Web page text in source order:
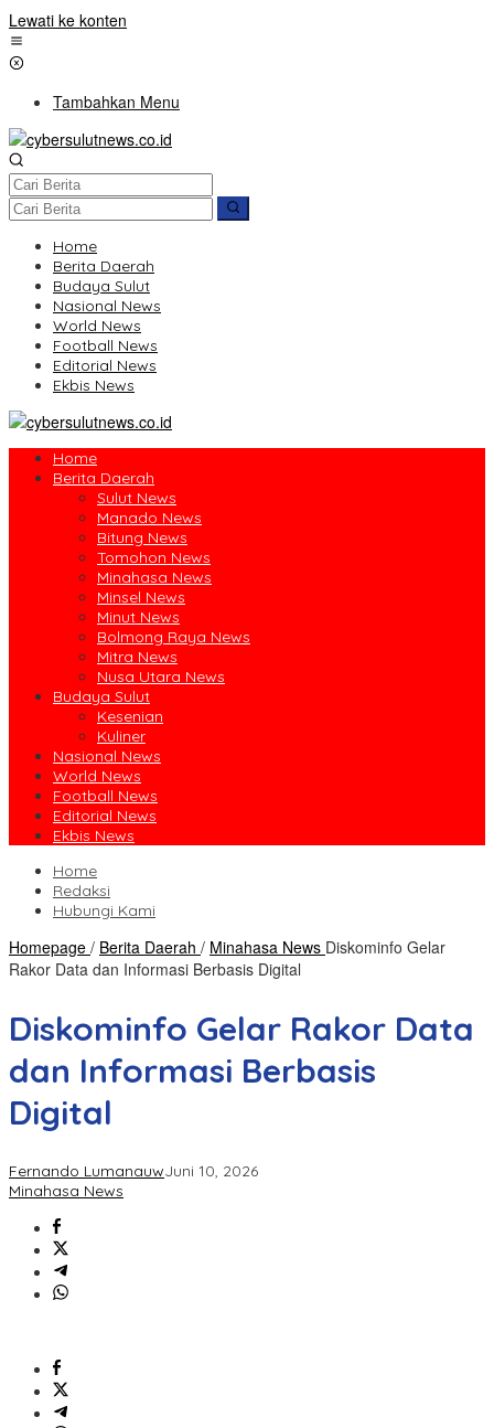
Lewati ke konten
Tambahkan Menu
Home
Berita Daerah
Budaya Sulut
Nasional News
World News
Football News
Editorial News
Ekbis News
Home
Berita Daerah
Sulut News
Manado News
Bitung News
Tomohon News
Minahasa News
Minsel News
Minut News
Bolmong Raya News
Mitra News
Nusa Utara News
Budaya Sulut
Kesenian
Kuliner
Nasional News
World News
Football News
Editorial News
Ekbis News
Home
Redaksi
Hubungi Kami
Homepage / Berita Daerah / Minahasa News Diskominfo Gelar
Rakor Data dan Informasi Berbasis Digital
Diskominfo Gelar Rakor Data
dan Informasi Berbasis
Digital
Fernando LumanauwJuni 10, 2026
Minahasa News